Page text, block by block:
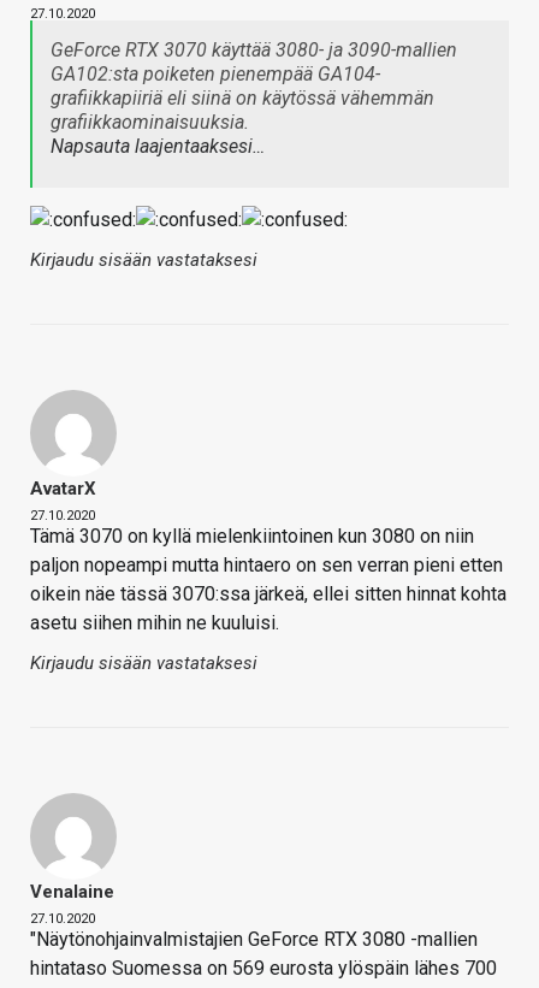
27.10.2020
GeForce RTX 3070 käyttää 3080- ja 3090-mallien
GA102:sta poiketen pienempää GA104-
grafiikkapiiriä eli siinä on käytössä vähemmän
grafiikkaominaisuuksia.
Napsauta laajentaaksesi…
Kirjaudu sisään vastataksesi
AvatarX
27.10.2020
Tämä 3070 on kyllä mielenkiintoinen kun 3080 on niin
paljon nopeampi mutta hintaero on sen verran pieni etten
oikein näe tässä 3070:ssa järkeä, ellei sitten hinnat kohta
asetu siihen mihin ne kuuluisi.
Kirjaudu sisään vastataksesi
Venalaine
27.10.2020
"Näytönohjainvalmistajien GeForce RTX 3080 -mallien
hintataso Suomessa on 569 eurosta ylöspäin lähes 700